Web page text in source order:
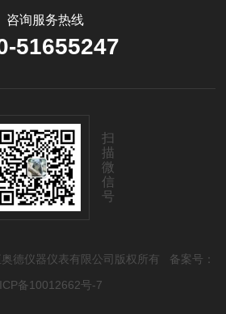
咨询服务热线
51655247
扫
描
微
信
号
德仪器仪表有限公司版权所有 备案号：
备10012662号-7